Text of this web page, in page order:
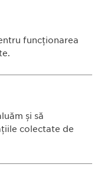
SRL
19-21
funcționarea
de
și să
colectate de